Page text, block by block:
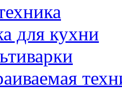
для кухни